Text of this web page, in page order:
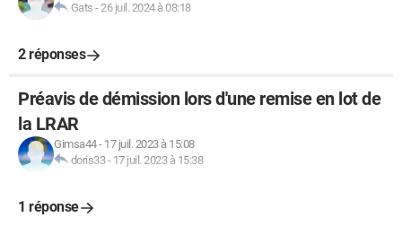
Gats -26 juil. 2024 à 08:18
2 réponses
Préavis de démission lors d'une remise en lot de
la LRAR
Gimsa44- 17 juil. 2023 à 15:08
doris33- 17 juil. 2023 à 15:38
1 réponse